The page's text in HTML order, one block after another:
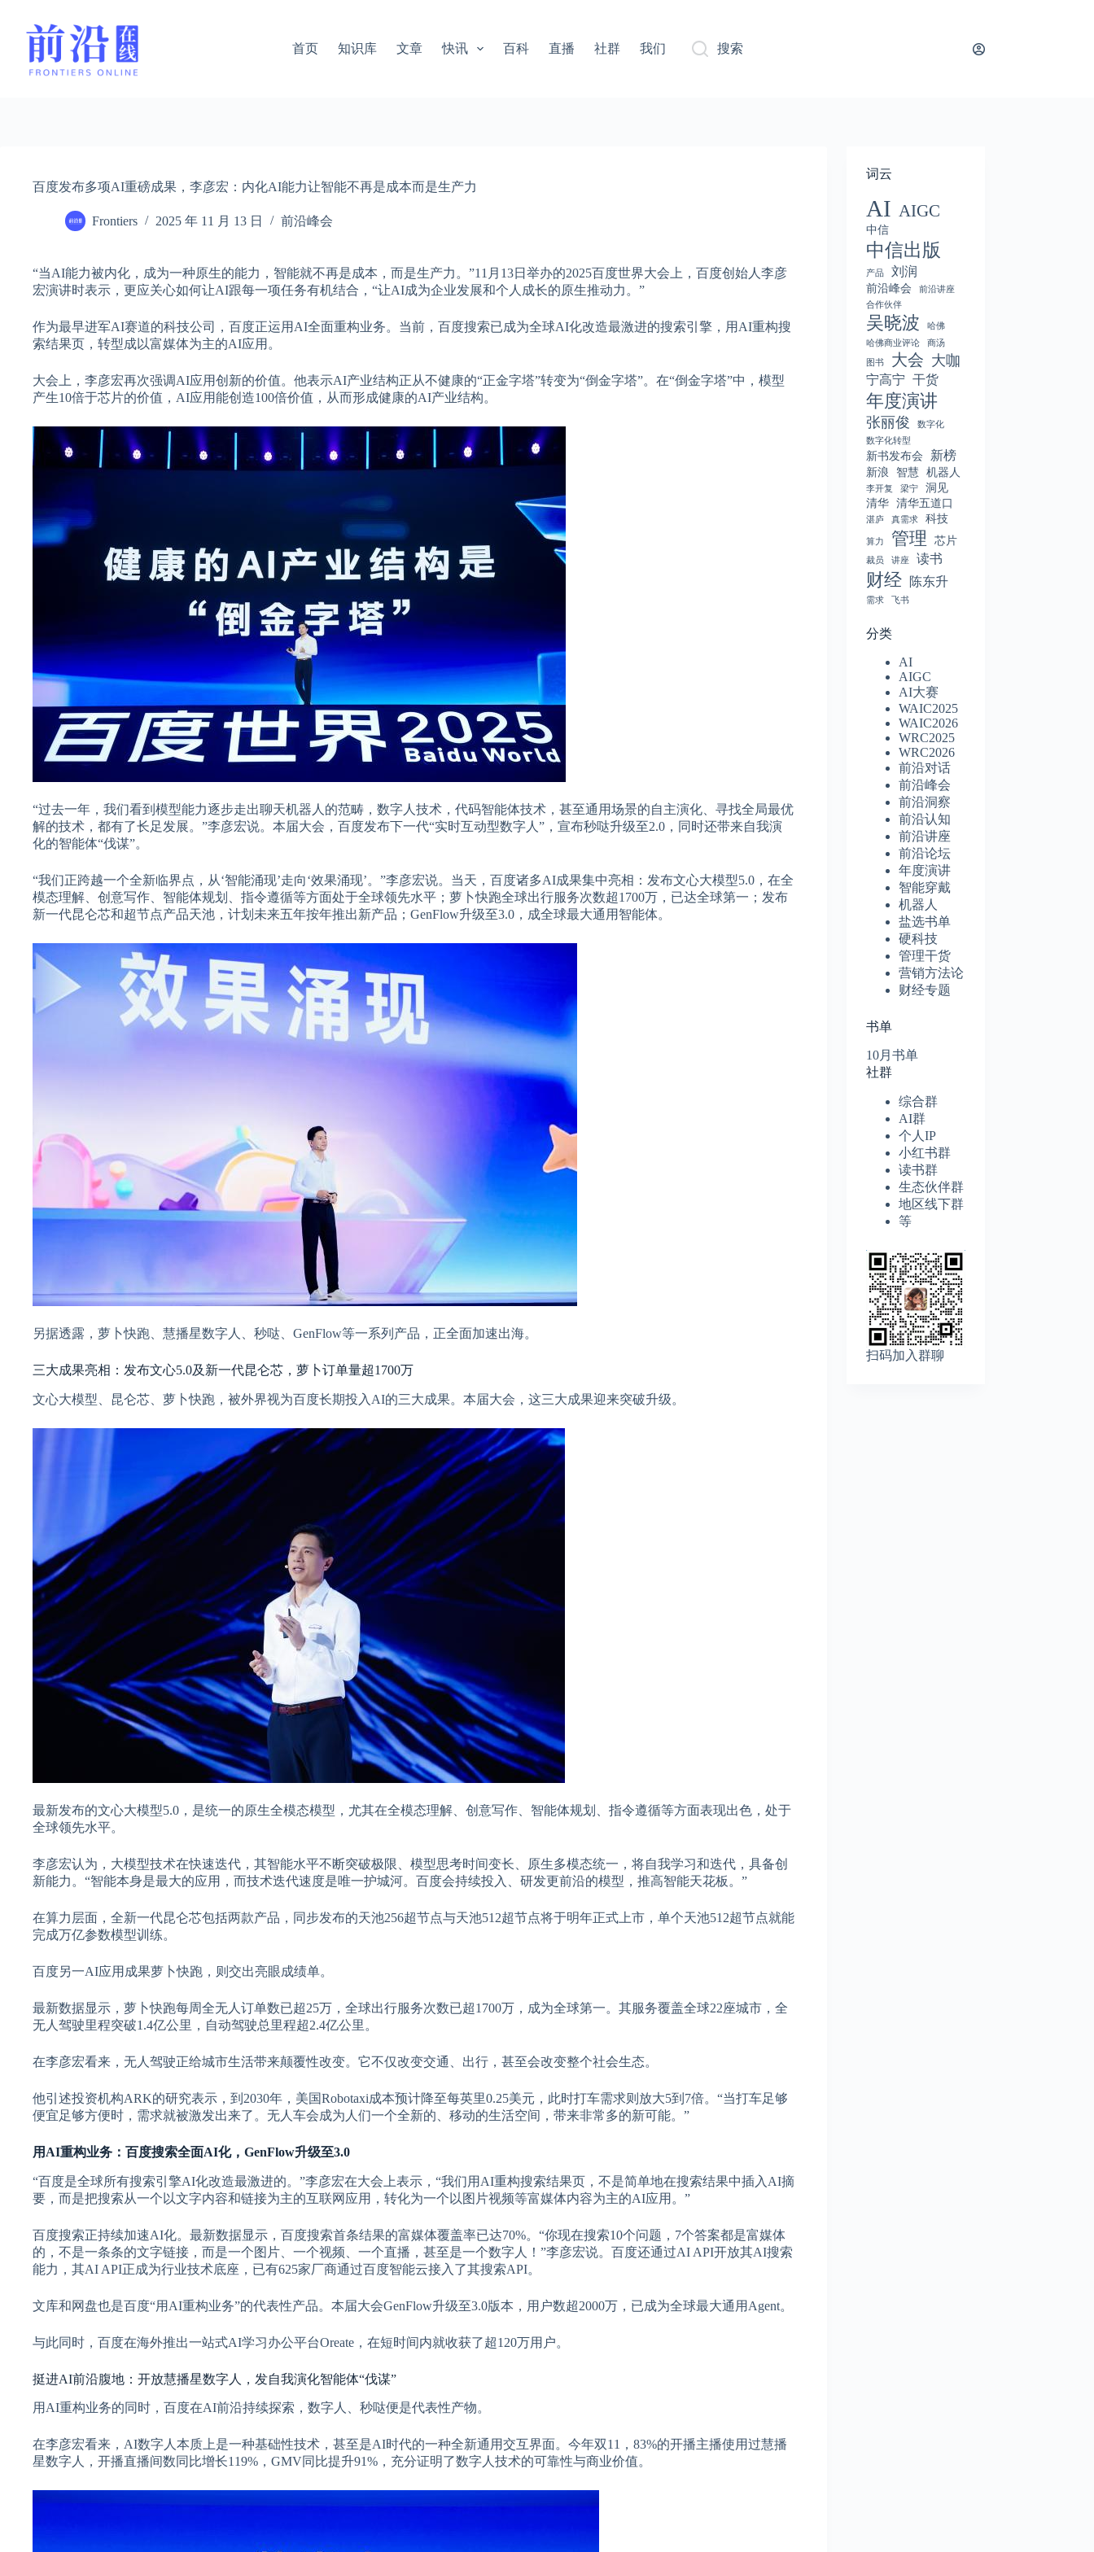
首页 知识库 文章 快讯 百科 直播 社群 我们 搜索
百度发布多项AI重磅成果，李彦宏：内化AI能力让智能不再是成本而是生产力
Frontiers 2025 年 11 月 13 日 前沿峰会
“当AI能力被内化，成为一种原生的能力，智能就不再是成本，而是生产力。”11月13日举办的2025百度世界大会上，百度创始人李彦
宏演讲时表示，更应关心如何让AI跟每一项任务有机结合，“让AI成为企业发展和个人成长的原生推动力。”
作为最早进军AI赛道的科技公司，百度正运用AI全面重构业务。当前，百度搜索已成为全球AI化改造最激进的搜索引擎，用AI重构搜
索结果页，转型成以富媒体为主的AI应用。
大会上，李彦宏再次强调AI应用创新的价值。他表示AI产业结构正从不健康的“正金字塔”转变为“倒金字塔”。在“倒金字塔”中，模型
产生10倍于芯片的价值，AI应用能创造100倍价值，从而形成健康的AI产业结构。
“过去一年，我们看到模型能力逐步走出聊天机器人的范畴，数字人技术，代码智能体技术，甚至通用场景的自主演化、寻找全局最优
解的技术，都有了长足发展。”李彦宏说。本届大会，百度发布下一代“实时互动型数字人”，宣布秒哒升级至2.0，同时还带来自我演
化的智能体“伐谋”。
“我们正跨越一个全新临界点，从‘智能涌现’走向‘效果涌现’。”李彦宏说。当天，百度诸多AI成果集中亮相：发布文心大模型5.0，在全
模态理解、创意写作、智能体规划、指令遵循等方面处于全球领先水平；萝卜快跑全球出行服务次数超1700万，已达全球第一；发布
新一代昆仑芯和超节点产品天池，计划未来五年按年推出新产品；GenFlow升级至3.0，成全球最大通用智能体。
另据透露，萝卜快跑、慧播星数字人、秒哒、GenFlow等一系列产品，正全面加速出海。
三大成果亮相：发布文心5.0及新一代昆仑芯，萝卜订单量超1700万
文心大模型、昆仑芯、萝卜快跑，被外界视为百度长期投入AI的三大成果。本届大会，这三大成果迎来突破升级。
最新发布的文心大模型5.0，是统一的原生全模态模型，尤其在全模态理解、创意写作、智能体规划、指令遵循等方面表现出色，处于
全球领先水平。
李彦宏认为，大模型技术在快速迭代，其智能水平不断突破极限、模型思考时间变长、原生多模态统一，将自我学习和迭代，具备创
新能力。“智能本身是最大的应用，而技术迭代速度是唯一护城河。百度会持续投入、研发更前沿的模型，推高智能天花板。”
在算力层面，全新一代昆仑芯包括两款产品，同步发布的天池256超节点与天池512超节点将于明年正式上市，单个天池512超节点就能
完成万亿参数模型训练。
百度另一AI应用成果萝卜快跑，则交出亮眼成绩单。
最新数据显示，萝卜快跑每周全无人订单数已超25万，全球出行服务次数已超1700万，成为全球第一。其服务覆盖全球22座城市，全
无人驾驶里程突破1.4亿公里，自动驾驶总里程超2.4亿公里。
在李彦宏看来，无人驾驶正给城市生活带来颠覆性改变。它不仅改变交通、出行，甚至会改变整个社会生态。
他引述投资机构ARK的研究表示，到2030年，美国Robotaxi成本预计降至每英里0.25美元，此时打车需求则放大5到7倍。“当打车足够
便宜足够方便时，需求就被激发出来了。无人车会成为人们一个全新的、移动的生活空间，带来非常多的新可能。”
用AI重构业务：百度搜索全面AI化，GenFlow升级至3.0
“百度是全球所有搜索引擎AI化改造最激进的。”李彦宏在大会上表示，“我们用AI重构搜索结果页，不是简单地在搜索结果中插入AI摘
要，而是把搜索从一个以文字内容和链接为主的互联网应用，转化为一个以图片视频等富媒体内容为主的AI应用。”
百度搜索正持续加速AI化。最新数据显示，百度搜索首条结果的富媒体覆盖率已达70%。“你现在搜索10个问题，7个答案都是富媒体
的，不是一条条的文字链接，而是一个图片、一个视频、一个直播，甚至是一个数字人！”李彦宏说。百度还通过AI API开放其AI搜索
能力，其AI API正成为行业技术底座，已有625家厂商通过百度智能云接入了其搜索API。
文库和网盘也是百度“用AI重构业务”的代表性产品。本届大会GenFlow升级至3.0版本，用户数超2000万，已成为全球最大通用Agent。
与此同时，百度在海外推出一站式AI学习办公平台Oreate，在短时间内就收获了超120万用户。
挺进AI前沿腹地：开放慧播星数字人，发自我演化智能体“伐谋”
用AI重构业务的同时，百度在AI前沿持续探索，数字人、秒哒便是代表性产物。
在李彦宏看来，AI数字人本质上是一种基础性技术，甚至是AI时代的一种全新通用交互界面。今年双11，83%的开播主播使用过慧播
星数字人，开播直播间数同比增长119%，GMV同比提升91%，充分证明了数字人技术的可靠性与商业价值。
词云
AI AIGC
中信
中信出版
产品 刘润
前沿峰会
前沿讲座
合作伙伴
吴晓波
哈佛
哈佛商业评论
商汤
图书 大会 大咖
宁高宁 干货
年度演讲
张丽俊
数字化
数字化转型
新书发布会 新榜
新浪 智慧 机器人
李开复 梁宁
洞见
清华
清华五道口
湛庐 真需求 科技
算力 管理 芯片
裁员 讲座 读书
财经 陈东升
需求 飞书
分类
AI
AIGC
AI大赛
WAIC2025
WAIC2026
WRC2025
WRC2026
前沿对话
前沿峰会
前沿洞察
前沿认知
前沿讲座
前沿论坛
年度演讲
智能穿戴
机器人
盐选书单
硬科技
管理干货
营销方法论
财经专题
书单
10月书单
社群
综合群
AI群
个人IP
小红书群
读书群
生态伙伴群
地区线下群
等
扫码加入群聊